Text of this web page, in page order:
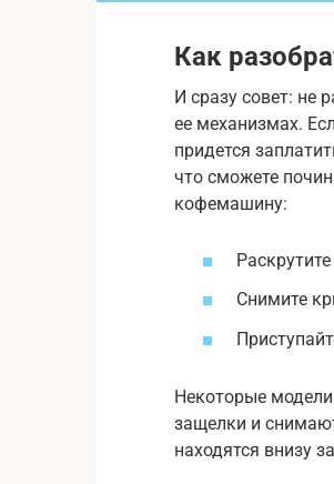
Как
И сразу совет: не
ее механизмах.
придется
что сможете
кофемашину:
Снимите
Некоторые
защелки и
находятся внизу